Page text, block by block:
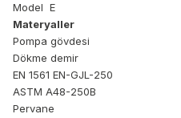
Model E
Materyaller
Pompa gövdesi
Dökme demir
EN 1561 EN-GJL-250
ASTM A48-250B
Pervane